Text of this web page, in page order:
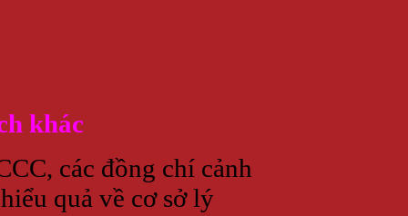
khác
các đồng chí cảnh
quả về cơ sở lý